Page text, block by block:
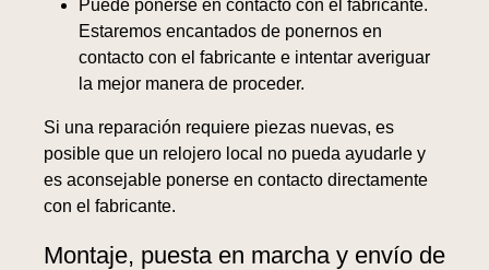
Puede ponerse en contacto con el fabricante.
Estaremos encantados de ponernos en
contacto con el fabricante e intentar averiguar
la mejor manera de proceder.
Si una reparación requiere piezas nuevas, es
posible que un relojero local no pueda ayudarle y
es aconsejable ponerse en contacto directamente
con el fabricante.
Montaje, puesta en marcha y envío de